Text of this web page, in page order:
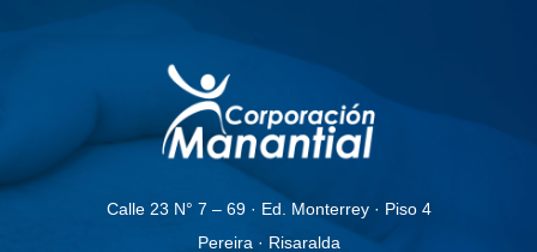
Calle 23 N° 7 – 69 · Ed. Monterrey · Piso 4
Pereira · Risaralda